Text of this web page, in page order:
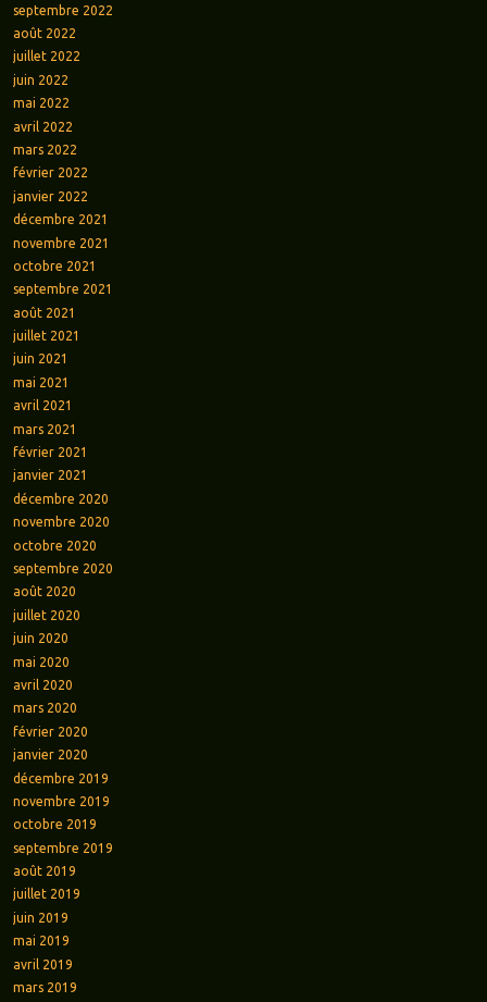
septembre 2022
août 2022
juillet 2022
juin 2022
mai 2022
avril 2022
mars 2022
février 2022
janvier 2022
décembre 2021
novembre 2021
octobre 2021
septembre 2021
août 2021
juillet 2021
juin 2021
mai 2021
avril 2021
mars 2021
février 2021
janvier 2021
décembre 2020
novembre 2020
octobre 2020
septembre 2020
août 2020
juillet 2020
juin 2020
mai 2020
avril 2020
mars 2020
février 2020
janvier 2020
décembre 2019
novembre 2019
octobre 2019
septembre 2019
août 2019
juillet 2019
juin 2019
mai 2019
avril 2019
mars 2019